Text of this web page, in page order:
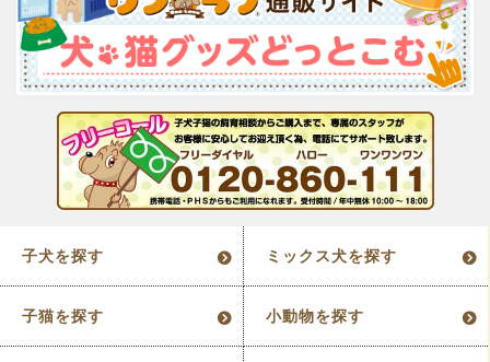
子犬を探す ミックス犬を探す
子猫を探す 小動物を探す